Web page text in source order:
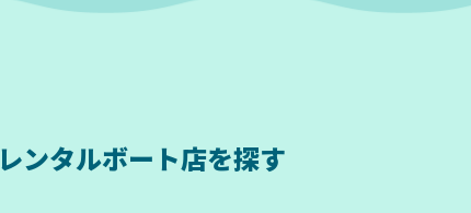
レンタルボート店を探す